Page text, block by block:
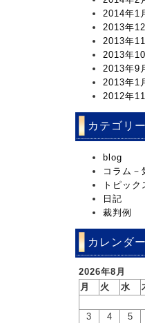
2014年1
2013年12
2013年11
2013年10
2013年9
2013年1
2012年11
カテゴリー
blog
コラム－
トピック
日記
裁判例
カレンダー
2026年8月
月
火 水
3
4 5